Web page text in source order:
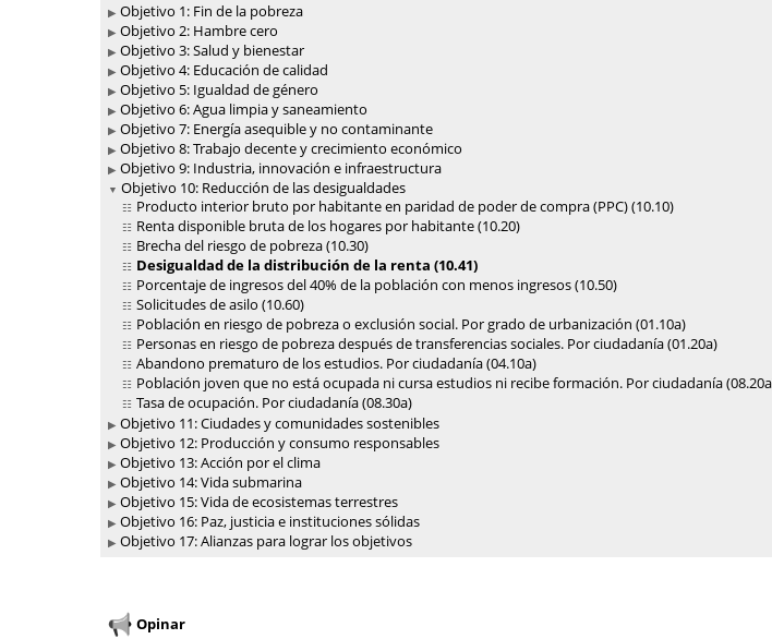
Objetivo 1: Fin de la pobreza
Objetivo 2: Hambre cero
Objetivo 3: Salud y bienestar
Objetivo 4: Educación de calidad
Objetivo 5: Igualdad de género
Objetivo 6: Agua limpia y saneamiento
Objetivo 7: Energía asequible y no contaminante
Objetivo 8: Trabajo decente y crecimiento económico
Objetivo 9: Industria, innovación e infraestructura
Objetivo 10: Reducción de las desigualdades
Producto interior bruto por habitante en paridad de poder de compra (PPC) (10.10)
Renta disponible bruta de los hogares por habitante (10.20)
Brecha del riesgo de pobreza (10.30)
Desigualdad de la distribución de la renta (10.41)
Porcentaje de ingresos del 40% de la población con menos ingresos (10.50)
Solicitudes de asilo (10.60)
Población en riesgo de pobreza o exclusión social. Por grado de urbanización (01.10a)
Personas en riesgo de pobreza después de transferencias sociales. Por ciudadanía (01.20a)
Abandono prematuro de los estudios. Por ciudadanía (04.10a)
Población joven que no está ocupada ni cursa estudios ni recibe formación. Por ciudadanía
Tasa de ocupación. Por ciudadanía (08.30a)
Objetivo 11: Ciudades y comunidades sostenibles
Objetivo 12: Producción y consumo responsables
Objetivo 13: Acción por el clima
Objetivo 14: Vida submarina
Objetivo 15: Vida de ecosistemas terrestres
Objetivo 16: Paz, justicia e instituciones sólidas
Objetivo 17: Alianzas para lograr los objetivos
Opinar